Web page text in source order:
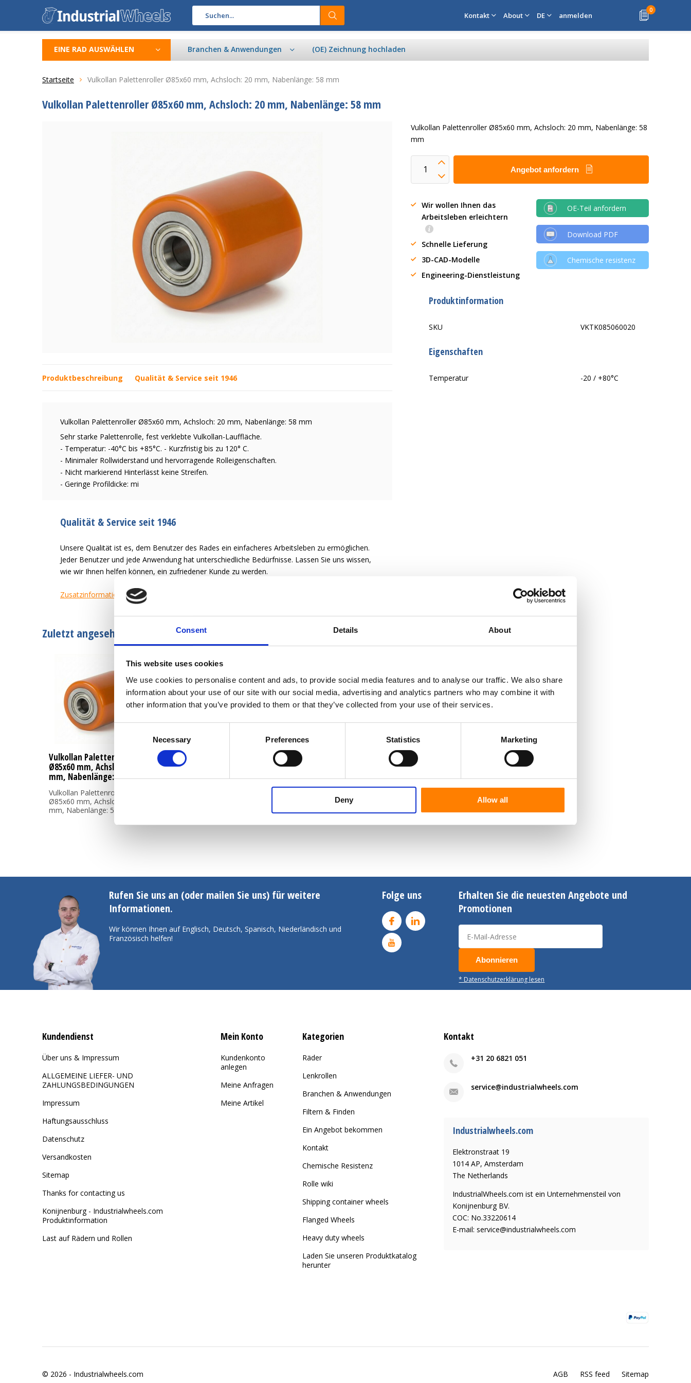
Consent Details About
This website uses cookies
We use cookies to personalise content and ads, to provide social media features and to analyse our traffic. We also share
information about your use of our site with our social media, advertising and analytics partners who may combine it with
other information that you’ve provided to them or that they’ve collected from your use of their services.
Consent
Necessary Preferences Statistics Marketing
Deny Allow all
Kontakt About DE anmelden
0
EINE RAD AUSWÄHLEN Branchen & Anwendungen (OE) Zeichnung hochladen
Startseite Vulkollan Palettenroller Ø85x60 mm, Achsloch: 20 mm, Nabenlänge: 58 mm
Vulkollan Palettenroller Ø85x60 mm, Achsloch: 20 mm, Nabenlänge: 58 mm
Produktbeschreibung Qualität & Service seit 1946
Vulkollan Palettenroller Ø85x60 mm, Achsloch: 20 mm, Nabenlänge: 58 mm
Sehr starke Palettenrolle, fest verklebte Vulkollan-Lauffläche.
- Temperatur: -40°C bis +85°C. - Kurzfristig bis zu 120° C.
- Minimaler Rollwiderstand und hervorragende Rolleigenschaften.
- Nicht markierend Hinterlässt keine Streifen.
- Geringe Profildicke: mi
Qualität & Service seit 1946
Unsere Qualität ist es, dem Benutzer des Rades ein einfacheres Arbeitsleben zu ermöglichen.
Jeder Benutzer und jede Anwendung hat unterschiedliche Bedürfnisse. Lassen Sie uns wissen,
wie wir Ihnen helfen können, ein zufriedener Kunde zu werden.
Zusatzinformation
Vulkollan Palettenroller Ø85x60 mm, Achsloch: 20 mm, Nabenlänge: 58
mm
Angebot anfordern
Wir wollen Ihnen das
Arbeitsleben erleichtern
Schnelle Lieferung
3D-CAD-Modelle
Engineering-Dienstleistung
OE-Teil anfordern
Download PDF
Chemische resistenz
Produktinformation
SKU VKTK085060020
Eigenschaften
Temperatur -20 / +80°C
Zuletzt angesehen
Vulkollan Palettenroller
Ø85x60 mm, Achsloch: 20
mm, Nabenlänge: 58 mm
Vulkollan Palettenroller
Ø85x60 mm, Achsloch: 20
mm, Nabenlänge: 58 mm
Rufen Sie uns an (oder mailen Sie uns) für weitere
Informationen.
Wir können Ihnen auf Englisch, Deutsch, Spanisch, Niederländisch und
Französisch helfen!
Folge uns
Erhalten Sie die neuesten Angebote und
Promotionen
Abonnieren
* Datenschutzerklärung lesen
Kundendienst
Über uns & Impressum
ALLGEMEINE LIEFER- UND
ZAHLUNGSBEDINGUNGEN
Impressum
Haftungsausschluss
Datenschutz
Versandkosten
Sitemap
Thanks for contacting us
Konijnenburg - Industrialwheels.com
Produktinformation
Last auf Rädern und Rollen
Mein Konto
Kundenkonto
anlegen
Meine Anfragen
Meine Artikel
Kategorien
Räder
Lenkrollen
Branchen & Anwendungen
Filtern & Finden
Ein Angebot bekommen
Kontakt
Chemische Resistenz
Rolle wiki
Shipping container wheels
Flanged Wheels
Heavy duty wheels
Laden Sie unseren Produktkatalog
herunter
Kontakt
+31 20 6821 051
service@industrialwheels.com
Industrialwheels.com
Elektronstraat 19
1014 AP, Amsterdam
The Netherlands
IndustrialWheels.com ist ein Unternehmensteil von
Konijnenburg BV.
COC: No.33220614
E-mail:service@industrialwheels.com
© 2026 - Industrialwheels.com AGB RSS feed Sitemap